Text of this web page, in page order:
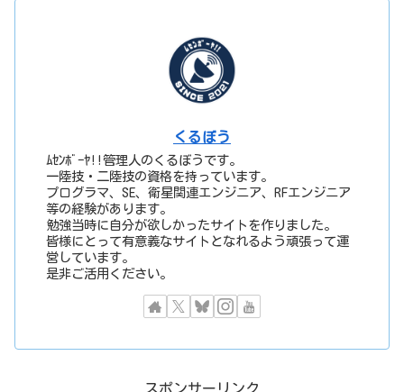
くるぼう
ﾑｾﾝﾎﾞｰﾔ!!管理人のくるぼうです。
一陸技・二陸技の資格を持っています。
プログラマ、SE、衛星関連エンジニア、RFエンジニア
等の経験があります。
勉強当時に自分が欲しかったサイトを作りました。
皆様にとって有意義なサイトとなれるよう頑張って運
営しています。
是非ご活用ください。
スポンサーリンク